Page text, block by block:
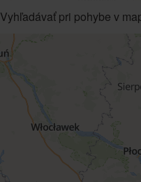
Vyhľadávať pri pohybe v